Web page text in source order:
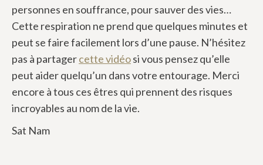
personnes en souffrance, pour sauver des vies…
Cette respiration ne prend que quelques minutes et
peut se faire facilement lors d’une pause. N’hésitez
pas à partagercette vidéosi vous pensez qu’elle
peut aider quelqu’un dans votre entourage. Merci
encore à tous ces êtres qui prennent des risques
incroyables au nom de la vie.
Sat Nam